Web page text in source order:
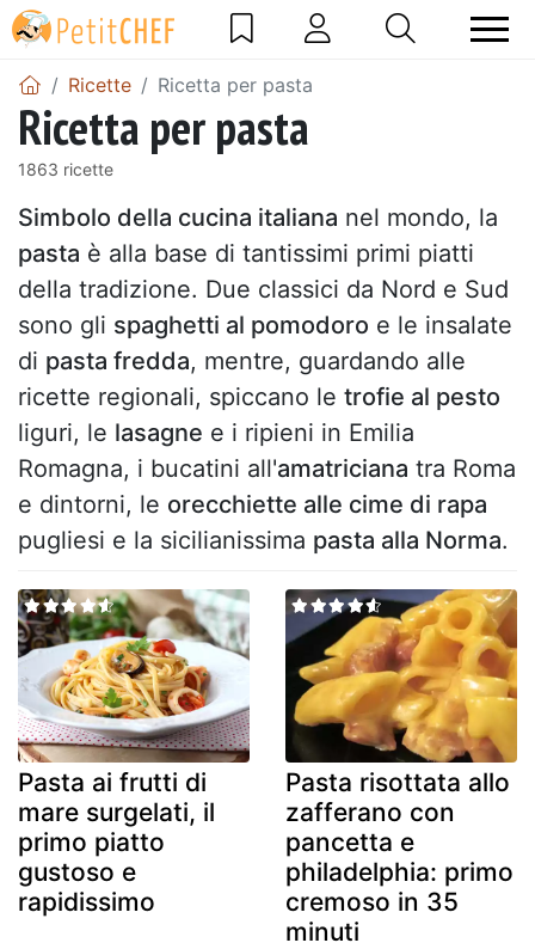
Ricette Ricetta per pasta
Ricetta per pasta
1863 ricette
Simbolo della cucina italiana nel mondo, la
pasta è alla base di tantissimi primi piatti
della tradizione. Due classici da Nord e Sud
sono gli spaghetti al pomodoro e le insalate
di pasta fredda, mentre, guardando alle
ricette regionali, spiccano le trofie al pesto
liguri, le lasagne e i ripieni in Emilia
Romagna, i bucatini all'amatriciana tra Roma
e dintorni, le orecchiette alle cime di rapa
pugliesi e la sicilianissima pasta alla Norma.
Pasta ai frutti di
mare surgelati, il
primo piatto
gustoso e
rapidissimo
Pasta risottata allo
zafferano con
pancetta e
philadelphia: primo
cremoso in 35
minuti